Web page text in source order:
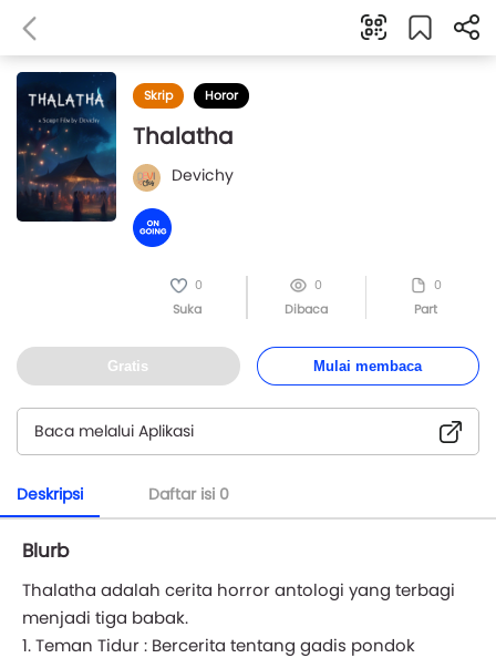
Skrip Horor
Thalatha
Devichy
0
Suka
0
Dibaca
0
Part
Gratis Mulai membaca
Baca melalui Aplikasi
Deskripsi Daftar isi 0
Blurb
Thalatha adalah cerita horror antologi yang terbagi
menjadi tiga babak.
1. Teman Tidur : Bercerita tentang gadis pondok